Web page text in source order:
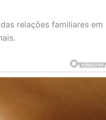
relações familiares em